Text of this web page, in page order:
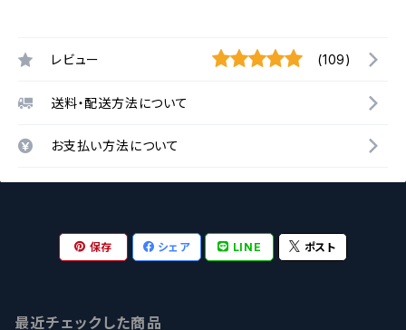
レビュー (109)
送料・配送方法について
お支払い方法について
保存 シェア LINE ポスト
最近チェックした商品